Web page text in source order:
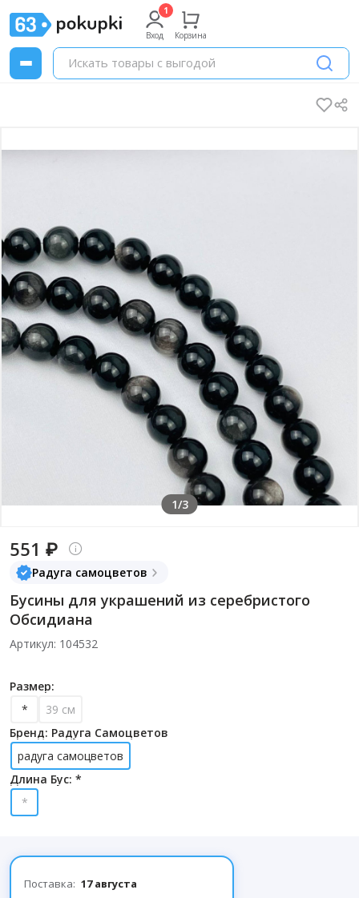
Вход Корзина
1/3
551 ₽
Радуга самоцветов
Бусины для украшений из серебристого
Обсидиана
Артикул: 104532
Размер:
*
39 см
Бренд: Радуга Самоцветов
радуга самоцветов
Длина Бус: *
*
Поставка: 17 августа